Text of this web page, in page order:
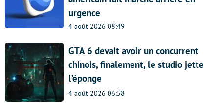
urgence
4 août 2026 08:49
GTA 6 devait avoir un concurrent
chinois, finalement, le studio jette
l’éponge
4 août 2026 06:58